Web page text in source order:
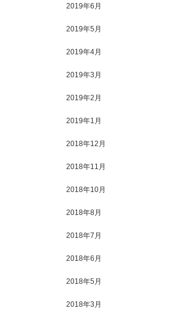
2019年6月
2019年5月
2019年4月
2019年3月
2019年2月
2019年1月
2018年12月
2018年11月
2018年10月
2018年8月
2018年7月
2018年6月
2018年5月
2018年3月